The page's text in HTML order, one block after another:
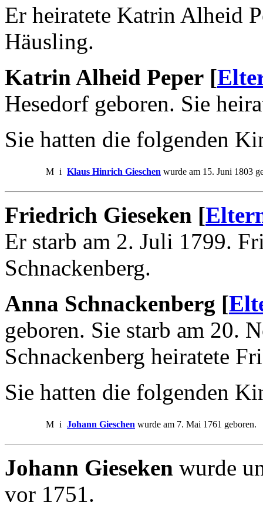
Er heiratete Katrin Alheid
Häusling.
Katrin Alheid Peper [
Hesedorf geboren. Sie
Sie hatten die folgenden
M i Klaus Hinrich Gieschen wurde am 15. Juni 1803
Friedrich Gieseken [
Er starb am 2. Juli 1799.
Schnackenberg.
Anna Schnackenberg [
geboren. Sie starb am 20.
Schnackenberg heiratete
Sie hatten die folgenden
M i Johann Gieschen wurde am 7. Mai 1761 geboren.
Johann Gieseken wurde
vor 1751.